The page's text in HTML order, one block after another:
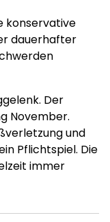
konservative
dauerhafter
Der
November.
und
Pflichtspiel. Die
immer